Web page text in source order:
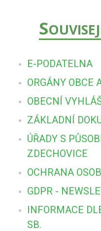
S
E-PODATELNA
ORGÁNY OBCE
OBECNÍ
ZÁKLADNÍ
ÚŘADY S
ZDECHOVICE
OCHRANA
GDPR -
INFORMACE
SB.